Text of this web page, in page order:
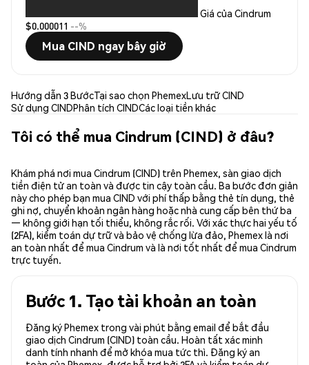
Giá của Cindrum
$0.000011 --%
Mua CIND ngay bây giờ
Hướng dẫn 3 BướcTại sao chọn PhemexLưu trữ CIND
Sử dụng CINDPhân tích CINDCác loại tiền khác
Tôi có thể mua Cindrum (CIND) ở đâu?
Khám phá nơi mua Cindrum (CIND) trên Phemex, sàn giao dịch
tiền điện tử an toàn và được tin cậy toàn cầu. Ba bước đơn giản
này cho phép bạn mua CIND với phí thấp bằng thẻ tín dụng, thẻ
ghi nợ, chuyển khoản ngân hàng hoặc nhà cung cấp bên thứ ba
— không giới hạn tối thiểu, không rắc rối. Với xác thực hai yếu tố
(2FA), kiểm toán dự trữ và bảo vệ chống lừa đảo, Phemex là nơi
an toàn nhất để mua Cindrum và là nơi tốt nhất để mua Cindrum
trực tuyến.
Bước 1. Tạo tài khoản an toàn
Đăng ký Phemex trong vài phút bằng email để bắt đầu
giao dịch Cindrum (CIND) toàn cầu. Hoàn tất xác minh
danh tính nhanh để mở khóa mua tức thì. Đăng ký an